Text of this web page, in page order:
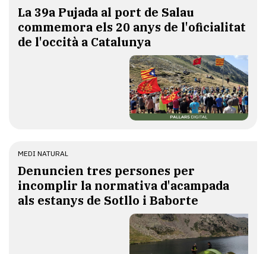
​La 39a Pujada al port de Salau
commemora els 20 anys de l'oficialitat
de l'occità a Catalunya
MEDI NATURAL
Denuncien tres persones per
incomplir la normativa d'acampada
als estanys de Sotllo i Baborte